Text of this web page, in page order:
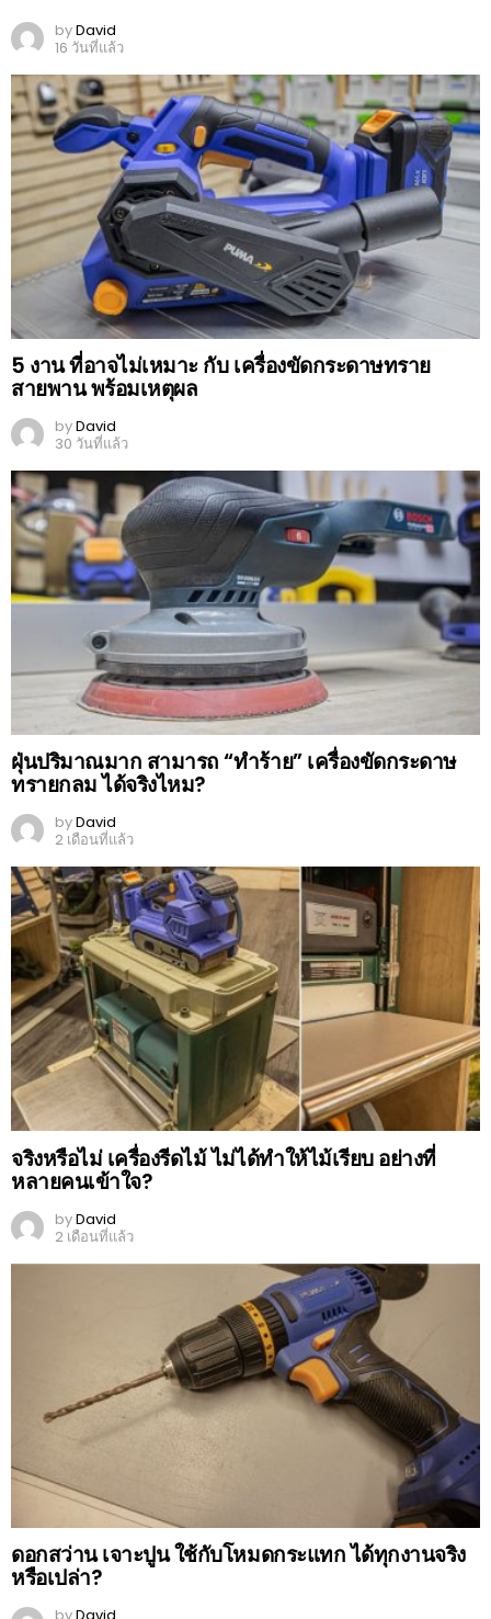
byDavid
16 วันที่แล้ว
5 งาน ที่อาจไม่เหมาะ กับ เครื่องขัดกระดาษทราย
สายพาน พร้อมเหตุผล
byDavid
30 วันที่แล้ว
ฝุ่นปริมาณมาก สามารถ “ทำร้าย” เครื่องขัดกระดาษ
ทรายกลม ได้จริงไหม?
byDavid
2 เดือนที่แล้ว
จริงหรือไม่ เครื่องรีดไม้ ไม่ได้ทำให้ไม้เรียบ อย่างที่
หลายคนเข้าใจ?
byDavid
2 เดือนที่แล้ว
ดอกสว่าน เจาะปูน ใช้กับโหมดกระแทก ได้ทุกงานจริง
หรือเปล่า?